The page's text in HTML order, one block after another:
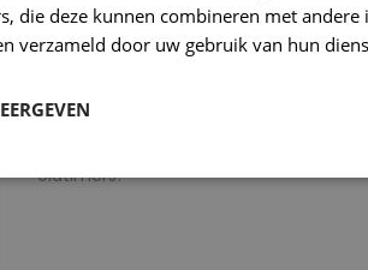
Bij SRS bent u aan het juiste adres
gigantisch assortiment met oneindig
of kleurnaam gemaakt en is
garanderen wij dat u altijd de
onze A-kwaliteit spuitbussen kunt u
oldtimers!
die deze kunnen combineren met
verzameld door uw gebruik van hun